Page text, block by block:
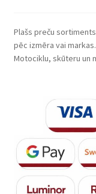
Plašs preču
pēc izmēra vai
Motociklu, skūteru un